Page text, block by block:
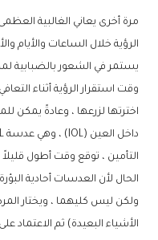
مرة أخرى يعاني الغالبية
الرؤية خلال الساعات والأيام
يستمر في الشعور بالضبابية
وقت استقرار الرؤية أثناء
اخترتها لزرعها ، وعادةً يمكن
التأمين ، توقع وقت أطول
الحال لأن العدسات أحادية
ولكن ليس كليهما ، ويختار
الأشياء البعيدة) ثم الاعتماد